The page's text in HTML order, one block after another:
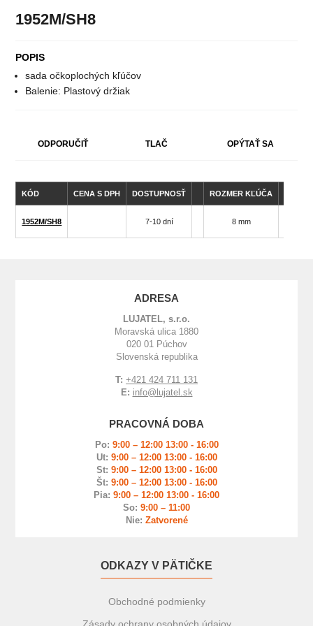
1952M/SH8
POPIS
sada očkoplochých kľúčov
Balenie: Plastový držiak
ODPORUČIŤ TLAČ OPÝTAŤ SA
KÓD CENA S DPH DOSTUPNOSŤ ROZMER KĽÚČA
1952M/SH8 7-10 dní 8 mm
ADRESA
LUJATEL, s.r.o.
Moravská ulica 1880
020 01 Púchov
Slovenská republika
T: +421 424 711 131
E: info@lujatel.sk
PRACOVNÁ DOBA
Po: 9:00 – 12:00 13:00 - 16:00
Ut: 9:00 – 12:00 13:00 - 16:00
St: 9:00 – 12:00 13:00 - 16:00
Št: 9:00 – 12:00 13:00 - 16:00
Pia: 9:00 – 12:00 13:00 - 16:00
So: 9:00 – 11:00
Nie: Zatvorené
ODKAZY V PÄTIČKE
Obchodné podmienky
Zásady ochrany osobných údajov